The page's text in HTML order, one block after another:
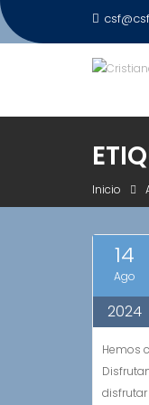
Saltar
al
Inicio
14
Ago
2024
Hemos
disfrutar